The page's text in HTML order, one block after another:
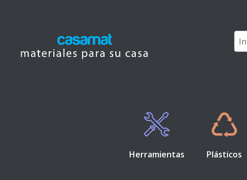
Herramientas Plásticos